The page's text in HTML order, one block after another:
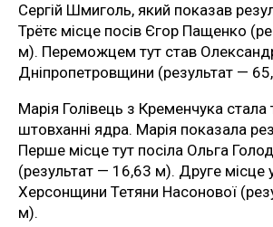
Сергій Шмиголь, який показав
Трётє місце посів Єгор Пащенко
м). Переможцем тут став
Дніпропетровщини (результат —
Марія Голівець з Кременчука
штовханні ядра. Марія показала
Перше місце тут посіла Ольга
(результат — 16,63 м). Друге місце
Херсонщини Тетяни Насонової
м).